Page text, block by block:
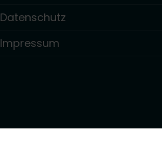
Datenschutz
Impressum